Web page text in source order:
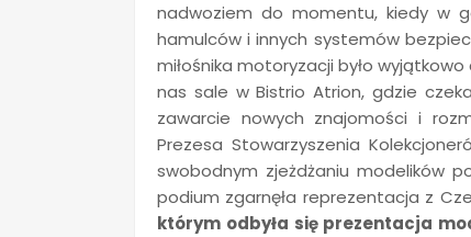
nadwoziem do momentu, kiedy w
hamulców i innych systemów
miłośnika motoryzacji było
nas sale w Bistrio Atrion, gdzie
zawarcie nowych znajomości i
Prezesa Stowarzyszenia
swobodnym zjeżdżaniu modelików
podium zgarnęła reprezentacja z
którym odbyła się prezentacja